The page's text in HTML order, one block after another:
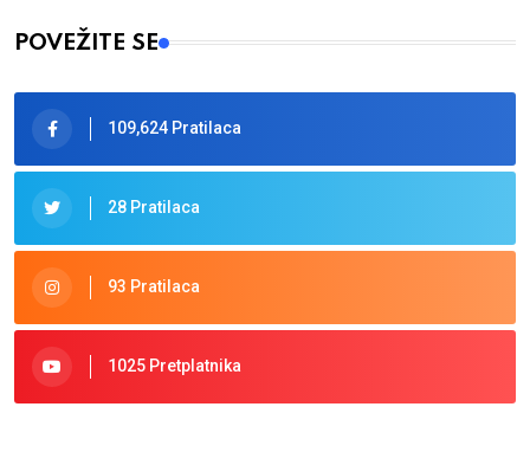
POVEŽITE SE
109,624 Pratilaca
28 Pratilaca
93 Pratilaca
1025 Pretplatnika